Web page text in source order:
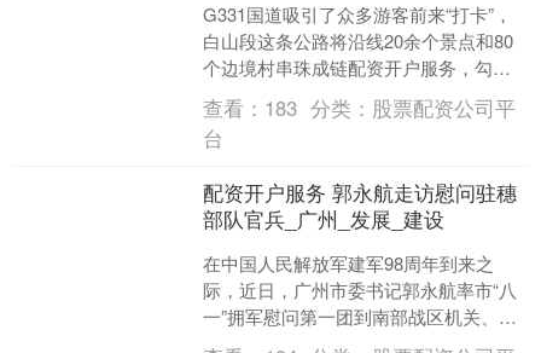
G331国道吸引了众多游客前来“打卡”，
白山段这条公路将沿线20余个景点和80
个边境村串珠成链配资开户服务，勾勒
出壮美山川与秀美林海。驻守于此的白
山边境管理支队....
查看： 183 分类： 股票配资公司平
台
配资开户服务 郭永航走访慰问驻穗
部队官兵_广州_发展_建设
在中国人民解放军建军98周年到来之
际，近日，广州市委书记郭永航率市“八
一”拥军慰问第一团到南部战区机关、南
部战区空军机关走访慰问配资开户服